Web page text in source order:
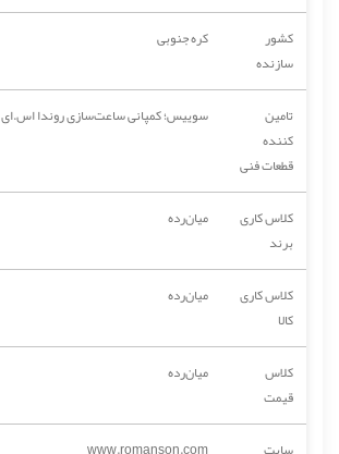
کشور
سازنده
کره جنوبی
تامین
کننده
قطعات فنی
سوییس؛ کمپانی ساعت‌سازی روندا اس.ای
کلاس کاری
برند
میان‌رده
کلاس کاری
کالا
میان‌رده
کلاس
قیمت
میان‌رده